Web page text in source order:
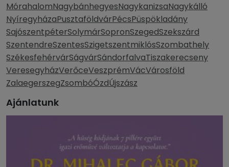
MórahalomNagybánhegyesNagykanizsaNagykálló
NyíregyházaPusztaföldvárPécsPüspökladány
SajószentpéterSolymárSopronSzegedSzekszárd
SzentendreSzentesSzigetszentmiklósSzombathely
SzékesfehérvárSágvárSándorfalvaTiszakerecseny
VeresegyházVerőceVeszprémVácVárosföld
ZalaegerszegZsombóÓzdÚjszász
Ajánlatunk